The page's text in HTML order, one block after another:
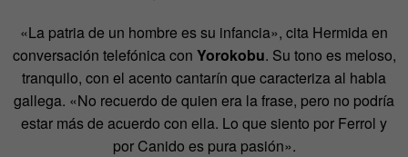
«La patria de un hombre es su infancia», cita Hermida en
conversación telefónica con Yorokobu. Su tono es meloso,
tranquilo, con el acento cantarín que caracteriza al habla
gallega. «No recuerdo de quien era la frase, pero no podría
estar más de acuerdo con ella. Lo que siento por Ferrol y
por Canido es pura pasión».